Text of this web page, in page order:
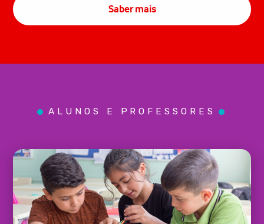
Saber mais
ALUNOS E PROFESSORES